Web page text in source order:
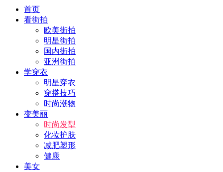
首页
看街拍
欧美街拍
明星街拍
国内街拍
亚洲街拍
学穿衣
明星穿衣
穿搭技巧
时尚潮物
变美丽
时尚发型
化妆护肤
减肥塑形
健康
美女